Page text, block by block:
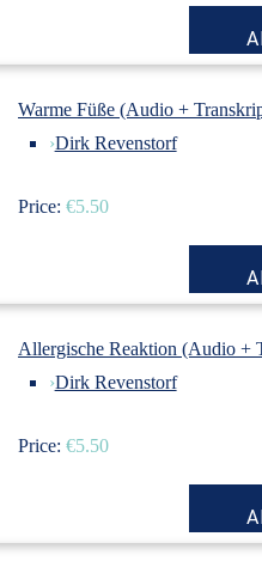
Warme Füße (Audio +
›Dirk Revenstorf
Price: €5.50
Allergische Reaktion (Audio +
›Dirk Revenstorf
Price: €5.50